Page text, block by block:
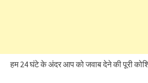
हम 24 घंटे के अंदर आप को जवाब देने की पूरी